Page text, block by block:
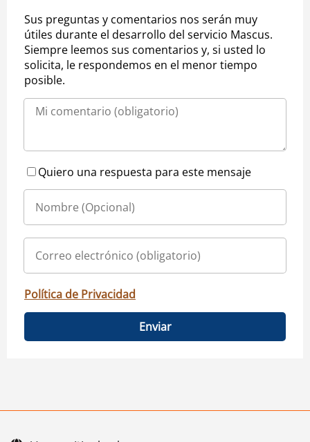
Sus preguntas y comentarios nos serán muy
útiles durante el desarrollo del servicio Mascus.
Siempre leemos sus comentarios y, si usted lo
solicita, le respondemos en el menor tiempo
posible.
Quiero una respuesta para este mensaje
Política de Privacidad
Enviar